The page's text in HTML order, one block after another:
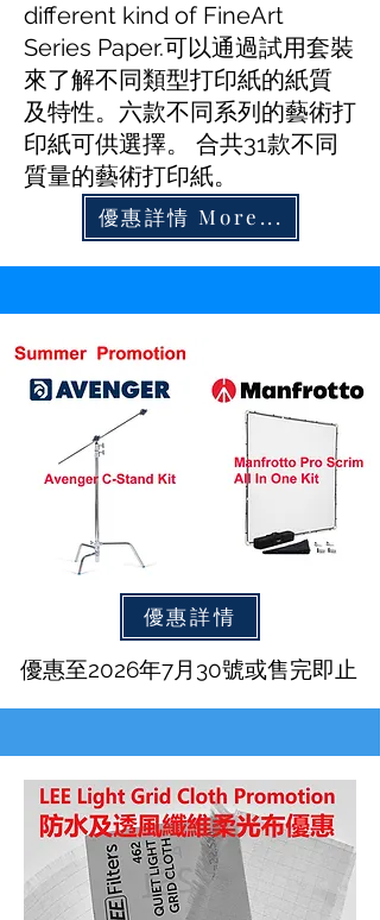
different kind of FineArt
Series Paper.可以通過試用套裝
來了解不同類型打印紙的紙質
及特性。六款不同系列的藝術打
印紙可供選擇。 合共31款不同
質量的藝術打印紙。
優惠詳情 More...
優惠詳情
優惠至2026年7月30號或售完即止